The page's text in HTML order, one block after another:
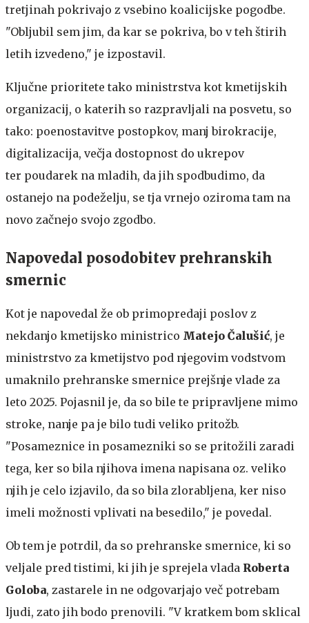
tretjinah pokrivajo z vsebino koalicijske pogodbe.
"Obljubil sem jim, da kar se pokriva, bo v teh štirih
letih izvedeno," je izpostavil.
Ključne prioritete tako ministrstva kot kmetijskih
organizacij, o katerih so razpravljali na posvetu, so
tako: poenostavitve postopkov, manj birokracije,
digitalizacija, večja dostopnost do ukrepov
ter poudarek na mladih, da jih spodbudimo, da
ostanejo na podeželju, se tja vrnejo oziroma tam na
novo začnejo svojo zgodbo.
Napovedal posodobitev prehranskih
smernic
Kot je napovedal že ob primopredaji poslov z
nekdanjo kmetijsko ministrico Matejo Čalušić, je
ministrstvo za kmetijstvo pod njegovim vodstvom
umaknilo prehranske smernice prejšnje vlade za
leto 2025. Pojasnil je, da so bile te pripravljene mimo
stroke, nanje pa je bilo tudi veliko pritožb.
"Posameznice in posamezniki so se pritožili zaradi
tega, ker so bila njihova imena napisana oz. veliko
njih je celo izjavilo, da so bila zlorabljena, ker niso
imeli možnosti vplivati na besedilo," je povedal.
Ob tem je potrdil, da so prehranske smernice, ki so
veljale pred tistimi, ki jih je sprejela vlada Roberta
Goloba, zastarele in ne odgovarjajo več potrebam
ljudi, zato jih bodo prenovili. "V kratkem bom sklical